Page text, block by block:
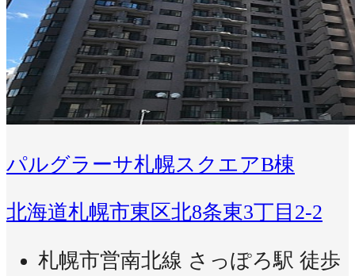
パルグラーサ札幌スクエアB棟
北海道札幌市東区北8条東3丁目2-2
札幌市営南北線 さっぽろ駅 徒歩